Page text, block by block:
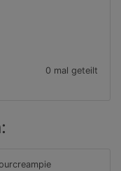
0 mal geteilt